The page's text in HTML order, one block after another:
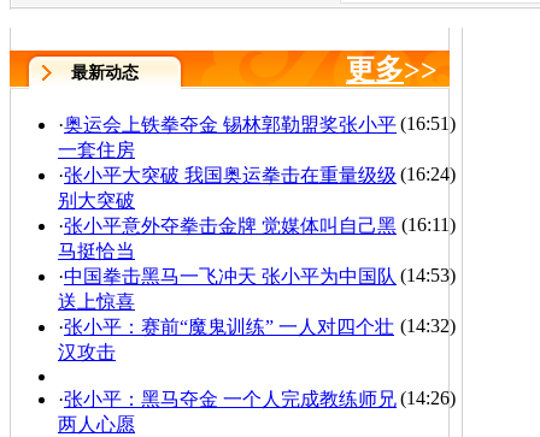
最新动态 更多>>
(16:51)
·奥运会上铁拳夺金 锡林郭勒盟奖张小平
一套住房
(16:24)
·张小平大突破 我国奥运拳击在重量级级
别大突破
(16:11)
·张小平意外夺拳击金牌 觉媒体叫自己黑
马挺恰当
(14:53)
·中国拳击黑马一飞冲天 张小平为中国队
送上惊喜
(14:32)
·张小平：赛前“魔鬼训练” 一人对四个壮
汉攻击
(14:26)
·张小平：黑马夺金 一个人完成教练师兄
两人心愿